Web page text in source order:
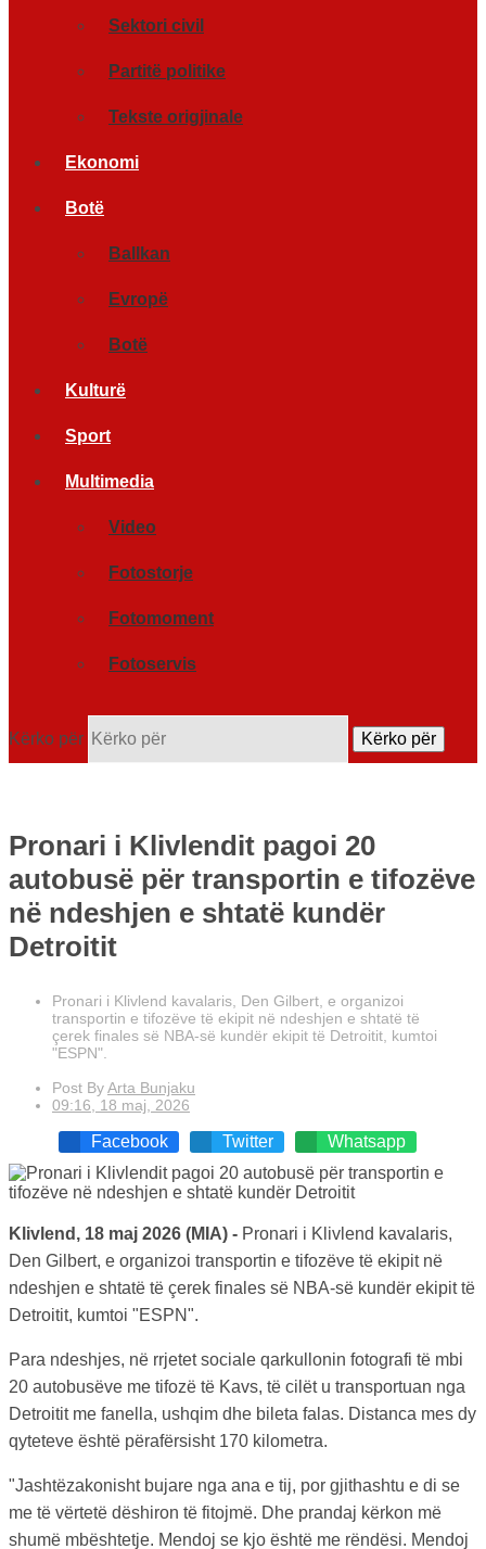
Sektori civil
Partitë politike
Tekste origjinale
Ekonomi
Botë
Ballkan
Evropë
Botë
Kulturë
Sport
Multimedia
Video
Fotostorje
Fotomoment
Fotoservis
Kërko për Kërko për
Pronari i Klivlendit pagoi 20
autobusë për transportin e tifozëve
në ndeshjen e shtatë kundër
Detroitit
Pronari i Klivlend kavalaris, Den Gilbert, e organizoi
transportin e tifozëve të ekipit në ndeshjen e shtatë të
çerek finales së NBA-së kundër ekipit të Detroitit, kumtoi
"ESPN".
Post ByArta Bunjaku
09:16, 18 maj, 2026
Facebook Twitter Whatsapp
Klivlend, 18 maj 2026 (MIA) - Pronari i Klivlend kavalaris,
Den Gilbert, e organizoi transportin e tifozëve të ekipit në
ndeshjen e shtatë të çerek finales së NBA-së kundër ekipit të
Detroitit, kumtoi "ESPN".
Para ndeshjes, në rrjetet sociale qarkullonin fotografi të mbi
20 autobusëve me tifozë të Kavs, të cilët u transportuan nga
Detroitit me fanella, ushqim dhe bileta falas. Distanca mes dy
qyteteve është përafërsisht 170 kilometra.
"Jashtëzakonisht bujare nga ana e tij, por gjithashtu e di se
me të vërtetë dëshiron të fitojmë. Dhe prandaj kërkon më
shumë mbështetje. Mendoj se kjo është me rëndësi. Mendoj